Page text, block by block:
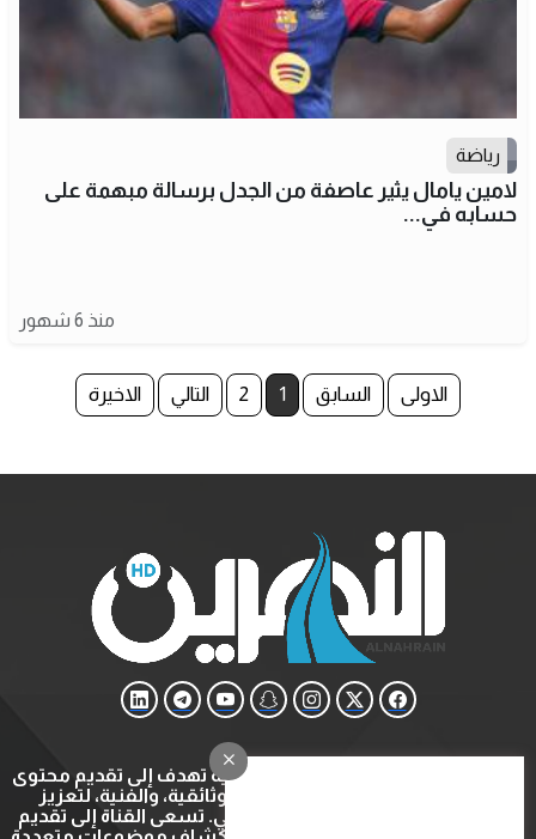
رياضة
لامين يامال يثير عاصفة من الجدل برسالة مبهمة على
حسابه في...
منذ 6 شهور
الاولى السابق 1
2 التالي الاخيرة
قناة النهرين هي قناة ثقافية وتعليمية تهدف إلى تقديم محتوى
متنوع يشمل البرامج التعليمية، الوثائقية، والفنية، لتعزيز
المعرفة والتثقيف في المجتمع العربي. تسعى القناة إلى تقديم